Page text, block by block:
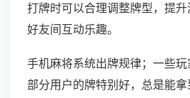
打牌时可以合理调整牌型，提
好友间互动乐趣。
手机麻将系统出牌规律；一些
部分用户的牌特别好，总是能